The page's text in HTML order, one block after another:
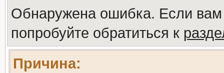
Обнаружена ошибка. Если
попробуйте обратиться к
Причина: